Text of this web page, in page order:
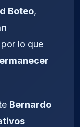
Boteo,
por lo que
Bernardo